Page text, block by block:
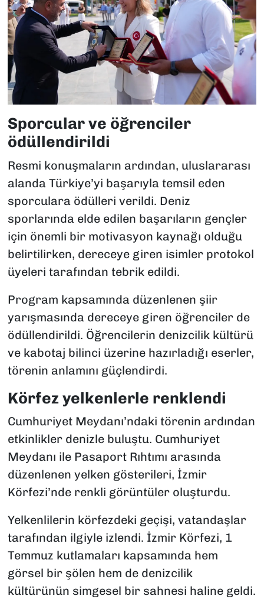
Sporcular ve öğrenciler
ödüllendirildi
Resmi konuşmaların ardından, uluslararası
alanda Türkiye’yi başarıyla temsil eden
sporculara ödülleri verildi. Deniz
sporlarında elde edilen başarıların gençler
için önemli bir motivasyon kaynağı olduğu
belirtilirken, dereceye giren isimler protokol
üyeleri tarafından tebrik edildi.
Program kapsamında düzenlenen şiir
yarışmasında dereceye giren öğrenciler de
ödüllendirildi. Öğrencilerin denizcilik kültürü
ve kabotaj bilinci üzerine hazırladığı eserler,
törenin anlamını güçlendirdi.
Körfez yelkenlerle renklendi
Cumhuriyet Meydanı’ndaki törenin ardından
etkinlikler denizle buluştu. Cumhuriyet
Meydanı ile Pasaport Rıhtımı arasında
düzenlenen yelken gösterileri, İzmir
Körfezi’nde renkli görüntüler oluşturdu.
Yelkenlilerin körfezdeki geçişi, vatandaşlar
tarafından ilgiyle izlendi. İzmir Körfezi, 1
Temmuz kutlamaları kapsamında hem
görsel bir şölen hem de denizcilik
kültürünün simgesel bir sahnesi haline geldi.